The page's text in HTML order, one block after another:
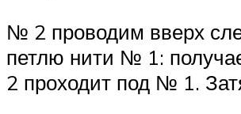
№ 2 проводим вверх
петлю нити № 1:
2 проходит под № 1.